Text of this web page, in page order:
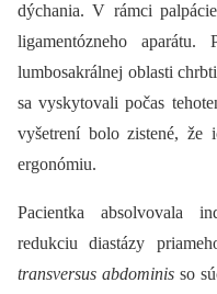
dýchania. V rámci
ligamentózneho aparátu.
lumbosakrálnej oblasti
sa vyskytovali počas
vyšetrení bolo zistené, že
ergonómiu.
Pacientka absolvovala
redukciu diastázy
transversus abdominis so